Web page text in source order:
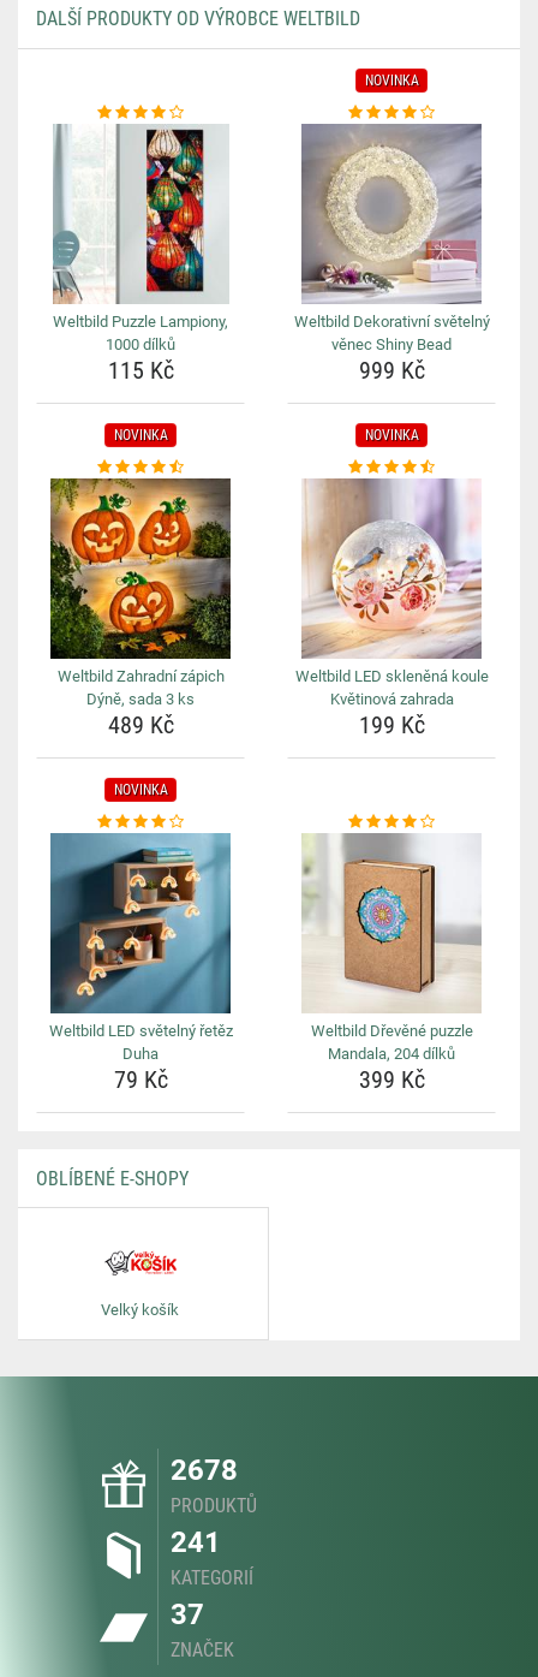
DALŠÍ PRODUKTY OD VÝROBCE WELTBILD
Weltbild Puzzle Lampiony,
1000 dílků
115 Kč
NOVINKA
Weltbild Dekorativní světelný
věnec Shiny Bead
999 Kč
NOVINKA
Weltbild Zahradní zápich
Dýně, sada 3 ks
489 Kč
NOVINKA
Weltbild LED skleněná koule
Květinová zahrada
199 Kč
NOVINKA
Weltbild LED světelný řetěz
Duha
79 Kč
Weltbild Dřevěné puzzle
Mandala, 204 dílků
399 Kč
OBLÍBENÉ E-SHOPY
Velký košík
2678
PRODUKTŮ
241
KATEGORIÍ
37
ZNAČEK